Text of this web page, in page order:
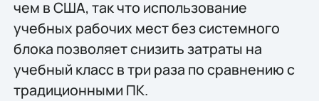
чем в США, так что использование
учебных рабочих мест без системного
блока позволяет снизить затраты на
учебный класс в три раза по сравнению с
традиционными ПК.